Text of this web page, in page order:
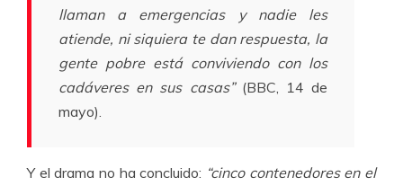
llaman a emergencias y nadie les
atiende, ni siquiera te dan respuesta, la
gente pobre está conviviendo con los
cadáveres en sus casas”(BBC, 14 de
mayo).
Y el drama no ha concluido: “cinco contenedores en el